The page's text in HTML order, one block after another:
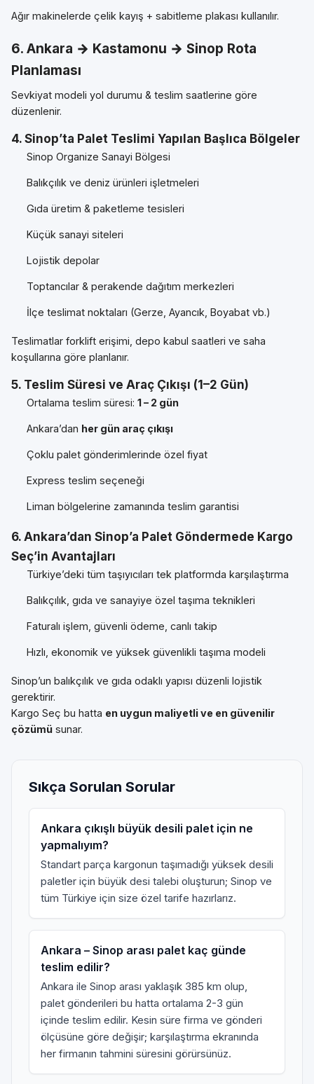
Ağır makinelerde çelik kayış + sabitleme plakası kullanılır.
6. Ankara → Kastamonu → Sinop Rota
Planlaması
Sevkiyat modeli yol durumu & teslim saatlerine göre
düzenlenir.
4. Sinop’ta Palet Teslimi Yapılan Başlıca Bölgeler
Sinop Organize Sanayi Bölgesi
Balıkçılık ve deniz ürünleri işletmeleri
Gıda üretim & paketleme tesisleri
Küçük sanayi siteleri
Lojistik depolar
Toptancılar & perakende dağıtım merkezleri
İlçe teslimat noktaları (Gerze, Ayancık, Boyabat vb.)
Teslimatlar forklift erişimi, depo kabul saatleri ve saha
koşullarına göre planlanır.
5. Teslim Süresi ve Araç Çıkışı (1–2 Gün)
Ortalama teslim süresi: 1 – 2 gün
Ankara’dan her gün araç çıkışı
Çoklu palet gönderimlerinde özel fiyat
Express teslim seçeneği
Liman bölgelerine zamanında teslim garantisi
6. Ankara’dan Sinop’a Palet Göndermede Kargo
Seç’in Avantajları
Türkiye’deki tüm taşıyıcıları tek platformda karşılaştırma
Balıkçılık, gıda ve sanayiye özel taşıma teknikleri
Faturalı işlem, güvenli ödeme, canlı takip
Hızlı, ekonomik ve yüksek güvenlikli taşıma modeli
Sinop’un balıkçılık ve gıda odaklı yapısı düzenli lojistik
gerektirir.
Kargo Seç bu hatta en uygun maliyetli ve en güvenilir
çözümü sunar.
Sıkça Sorulan Sorular
Ankara çıkışlı büyük desili palet için ne
yapmalıyım?
Standart parça kargonun taşımadığı yüksek desili
paletler için büyük desi talebi oluşturun; Sinop ve
tüm Türkiye için size özel tarife hazırlarız.
Ankara – Sinop arası palet kaç günde
teslim edilir?
Ankara ile Sinop arası yaklaşık 385 km olup,
palet gönderileri bu hatta ortalama 2-3 gün
içinde teslim edilir. Kesin süre firma ve gönderi
ölçüsüne göre değişir; karşılaştırma ekranında
her firmanın tahmini süresini görürsünüz.